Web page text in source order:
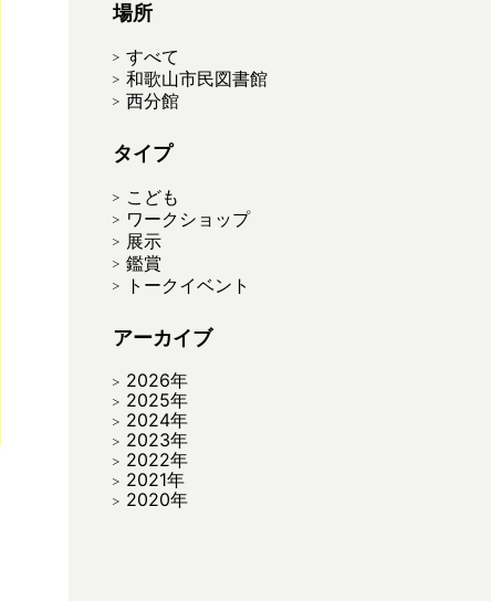
場所
すべて
和歌山市民図書館
西分館
タイプ
こども
ワークショップ
展示
鑑賞
トークイベント
アーカイブ
2026年
2025年
2024年
2023年
2022年
2021年
2020年